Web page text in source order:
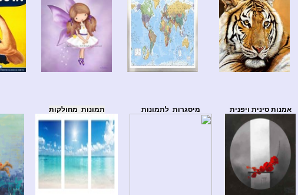
אמנות סינית ויפנית מיסגרות לתמונות תמונות מחולקות